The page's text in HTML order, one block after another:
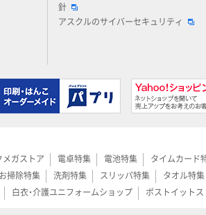
針
アスクルのサイバーセキュリティ
メガストア 電卓特集 電池特集 タイムカード
お掃除特集 洗剤特集 スリッパ特集 タオル特集
白衣・介護ユニフォームショップ ポストイットス